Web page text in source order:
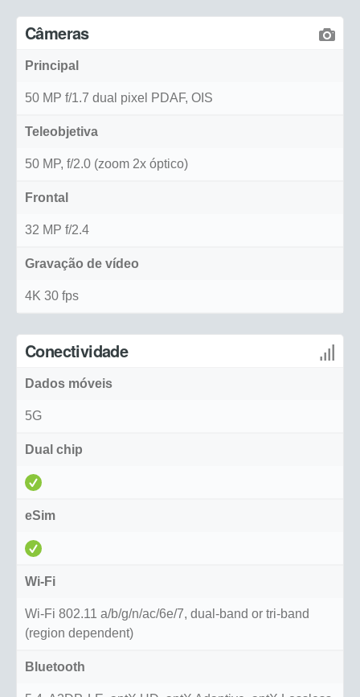
Câmeras
Principal
50 MP f/1.7 dual pixel PDAF, OIS
Teleobjetiva
50 MP, f/2.0 (zoom 2x óptico)
Frontal
32 MP f/2.4
Gravação de vídeo
4K 30 fps
Conectividade
Dados móveis
5G
Dual chip
eSim
Wi-Fi
Wi-Fi 802.11 a/b/g/n/ac/6e/7, dual-band or tri-band
(region dependent)
Bluetooth